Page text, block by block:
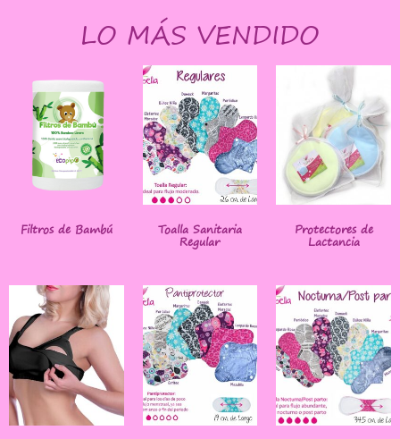
LO MÁS VENDIDO
Filtros de Bambú Toalla Sanitaria
Regular
Protectores de
Lactancia